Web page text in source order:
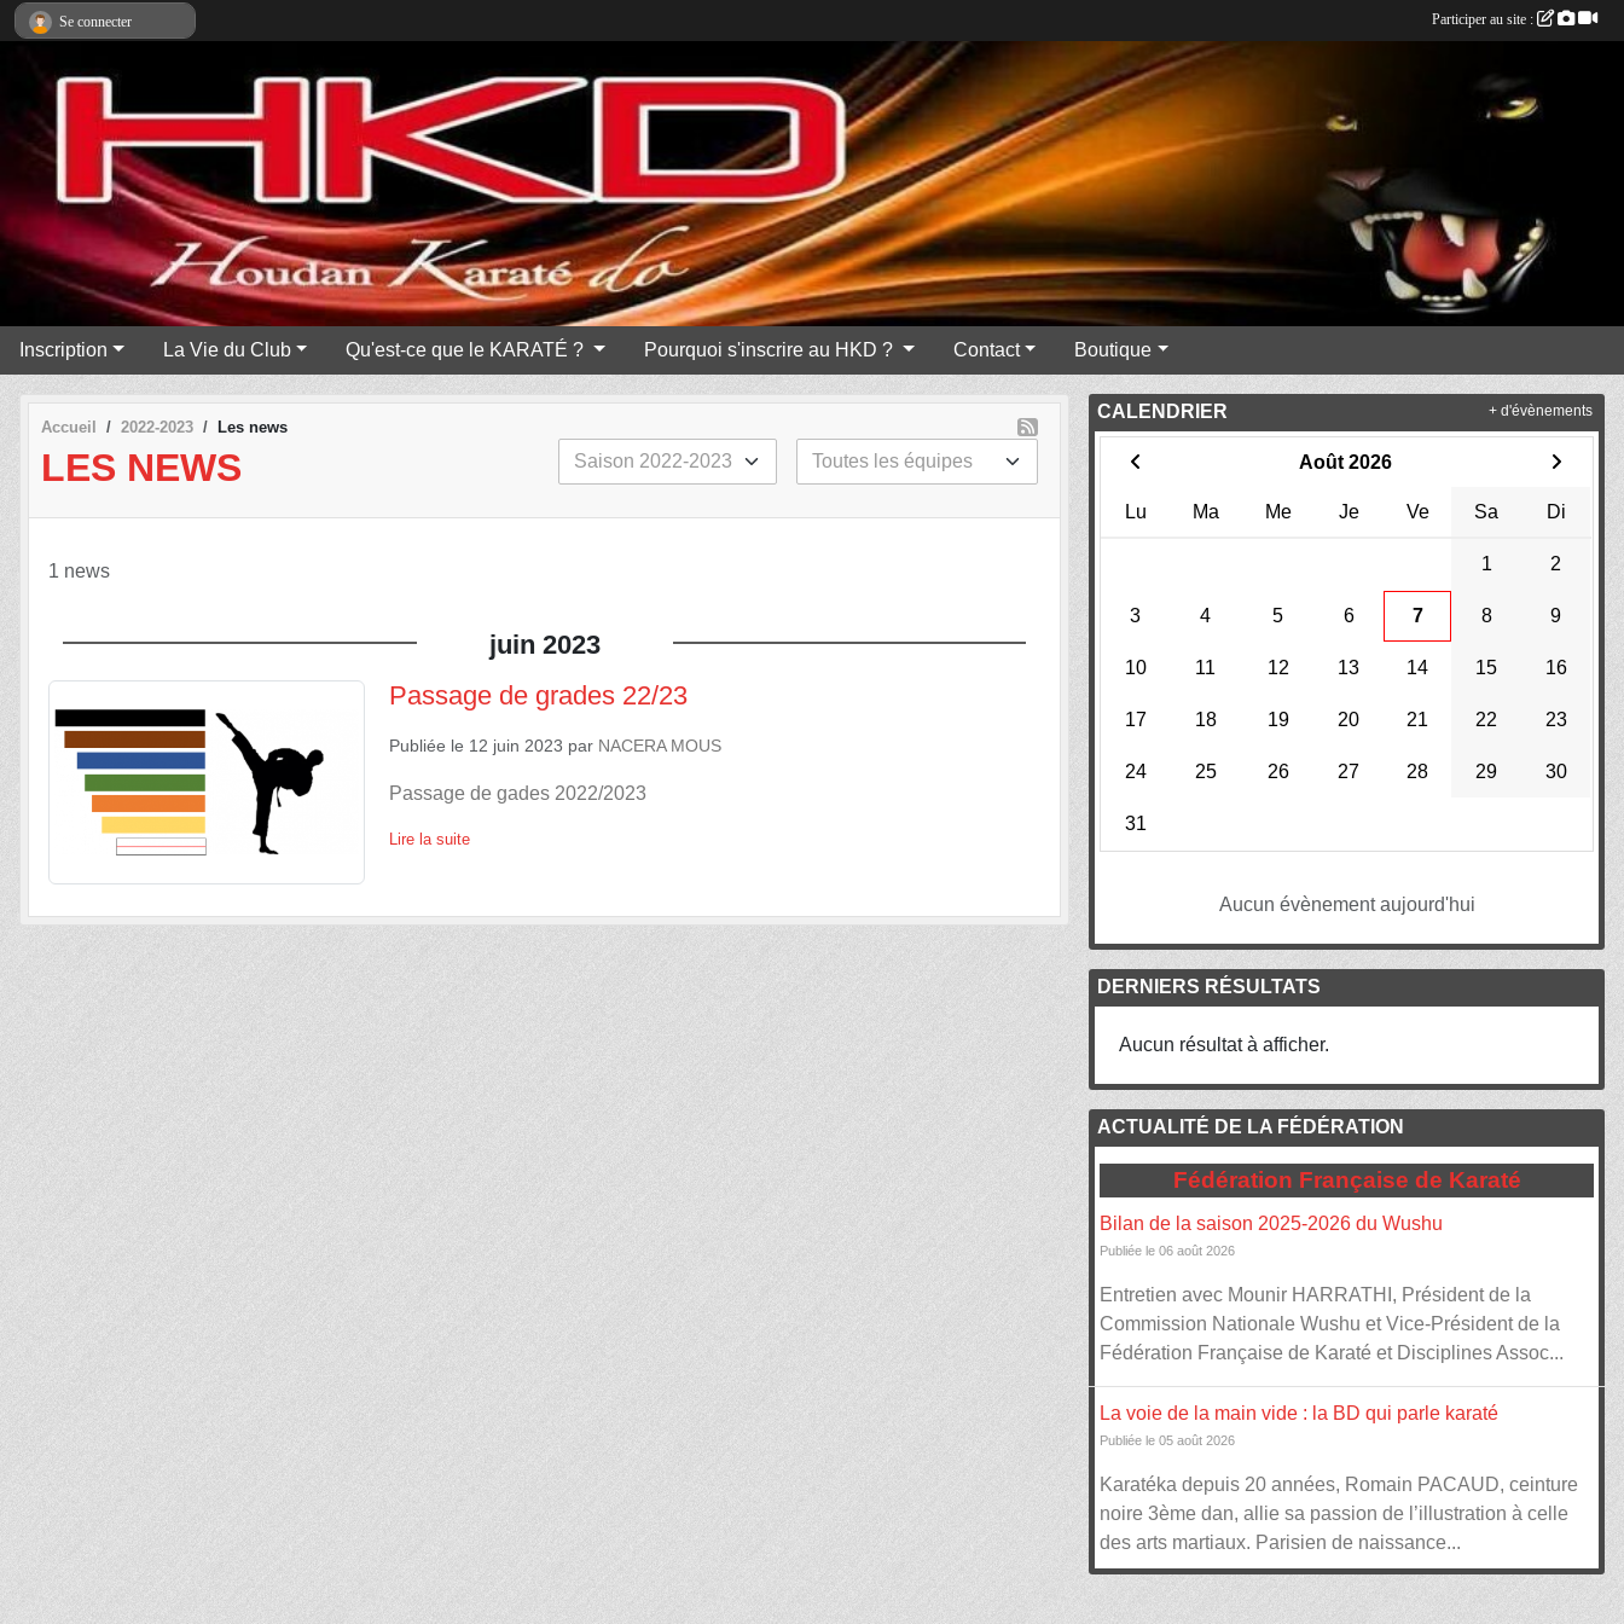
Inscription La Vie du Club Qu'est-ce que le KARATÉ ? Pourquoi s'inscrire au HKD ? Contact Boutique
Accueil 2022-2023 Les news
LES NEWS
1 news
juin 2023
Passage de grades 22/23
Publiée le 12 juin 2023 par NACERA MOUS
Passage de gades 2022/2023
Lire la suite
CALENDRIER
Août 2026
Lu Ma Me Je Ve Sa Di
1 2
3 4 5 6 7 8 9
10 11 12 13 14 15 16
17 18 19 20 21 22 23
24 25 26 27 28 29 30
31
Aucun évènement aujourd'hui
+ d'évènements
DERNIERS RÉSULTATS
Aucun résultat à afficher.
ACTUALITÉ DE LA FÉDÉRATION
Fédération Française de Karaté
Bilan de la saison 2025-2026 du Wushu
Publiée le 06 août 2026
Entretien avec Mounir HARRATHI, Président de la
Commission Nationale Wushu et Vice-Président de la
Fédération Française de Karaté et Disciplines Assoc...
La voie de la main vide : la BD qui parle karaté
Publiée le 05 août 2026
Karatéka depuis 20 années, Romain PACAUD, ceinture
noire 3ème dan, allie sa passion de l’illustration à celle
des arts martiaux. Parisien de naissance...
Se connecter Participer au site :
Panneau de gestion des cookies